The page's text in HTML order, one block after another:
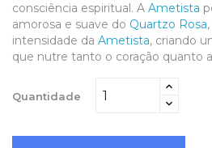
consciência espiritual. A Ametista
amorosa e suave do Quartzo Rosa
intensidade da Ametista, criando
que nutre tanto o coração quanto
Quantidade